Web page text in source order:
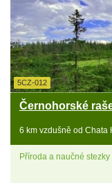
5CZ-012
Černohorské
6 km vzdušně od Chata
Příroda a naučné stezky